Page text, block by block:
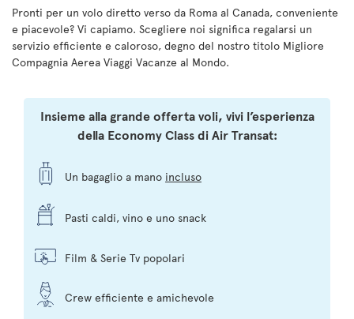
Pronti per un volo diretto verso da Roma al Canada, conveniente
e piacevole? Vi capiamo. Scegliere noi significa regalarsi un
servizio efficiente e caloroso, degno del nostro titolo Migliore
Compagnia Aerea Viaggi Vacanze al Mondo.
Insieme alla grande offerta voli, vivi l’esperienza
della Economy Class di Air Transat:
Un bagaglio a mano incluso
Pasti caldi, vino e uno snack
Film & Serie Tv popolari
Crew efficiente e amichevole